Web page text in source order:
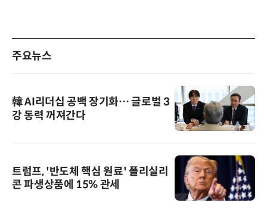
주요뉴스
韓 AI리더십 공백 장기화… 글로벌 3
강 동력 꺼져간다
트럼프, '반도체 핵심 원료' 폴리실리
콘 파생상품에 15% 관세